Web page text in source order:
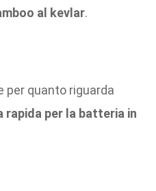
al kevlar.
per quanto riguarda
rapida per la batteria in